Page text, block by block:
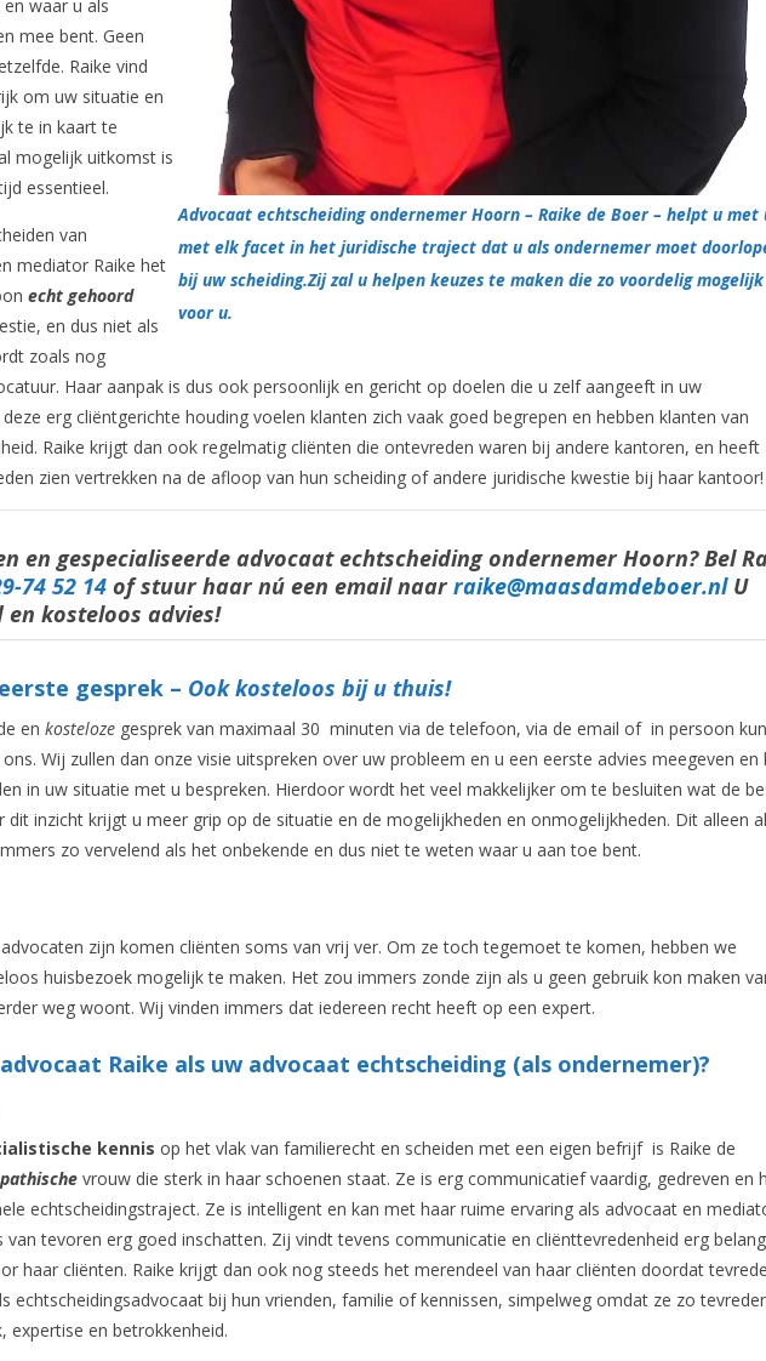
Advocaat echtscheiding ondernemer Hoorn – Raike de Boer – helpt u met
met elk facet in het juridische traject dat u als ondernemer moet
bij uw scheiding.Zij zal u helpen keuzes te maken die zo voordelig
voor u.
waar u als
mee bent. Geen
Raike vind
om uw situatie en
te in kaart te
mogelijk uitkomst is
essentieel.
van
mediator Raike het
echt gehoord
en dus niet als
zoals nog
Haar aanpak is dus ook persoonlijk en gericht op doelen die u zelf aangeeft in uw
erg cliëntgerichte houding voelen klanten zich vaak goed begrepen en hebben klanten van
Raike krijgt dan ook regelmatig cliënten die ontevreden waren bij andere kantoren, en heeft
zien vertrekken na de afloop van hun scheiding of andere juridische kwestie bij haar kantoor!
en gespecialiseerde advocaat echtscheiding ondernemer Hoorn? Bel
74 52 14 of stuur haar nú een email naar raike@maasdamdeboer.nl U
kosteloos advies!
eerste gesprek – Ook kosteloos bij u thuis!
en kosteloze gesprek van maximaal 30 minuten via de telefoon, via de email of in persoon
Wij zullen dan onze visie uitspreken over uw probleem en u een eerste advies meegeven en
in uw situatie met u bespreken. Hierdoor wordt het veel makkelijker om te besluiten wat de
inzicht krijgt u meer grip op de situatie en de mogelijkheden en onmogelijkheden. Dit alleen al
zo vervelend als het onbekende en dus niet te weten waar u aan toe bent.
zijn komen cliënten soms van vrij ver. Om ze toch tegemoet te komen, hebben we
huisbezoek mogelijk te maken. Het zou immers zonde zijn als u geen gebruik kon maken
weg woont. Wij vinden immers dat iedereen recht heeft op een expert.
Raike als uw advocaat echtscheiding (als ondernemer)?
kennis op het vlak van familierecht en scheiden met een eigen befrijf is Raike de
vrouw die sterk in haar schoenen staat. Ze is erg communicatief vaardig, gedreven en
echtscheidingstraject. Ze is intelligent en kan met haar ruime ervaring als advocaat en
tevoren erg goed inschatten. Zij vindt tevens communicatie en cliënttevredenheid erg
haar cliënten. Raike krijgt dan ook nog steeds het merendeel van haar cliënten doordat
echtscheidingsadvocaat bij hun vrienden, familie of kennissen, simpelweg omdat ze zo
expertise en betrokkenheid.